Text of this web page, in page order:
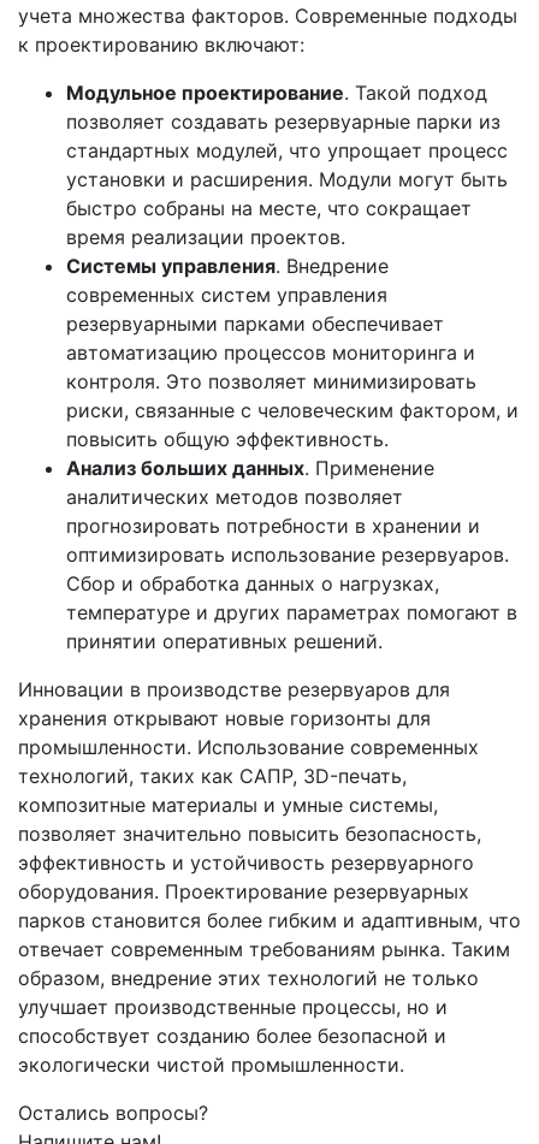
учета множества факторов. Современные подходы
к проектированию включают:
Модульное проектирование. Такой подход
позволяет создавать резервуарные парки из
стандартных модулей, что упрощает процесс
установки и расширения. Модули могут быть
быстро собраны на месте, что сокращает
время реализации проектов.
Системы управления. Внедрение
современных систем управления
резервуарными парками обеспечивает
автоматизацию процессов мониторинга и
контроля. Это позволяет минимизировать
риски, связанные с человеческим фактором, и
повысить общую эффективность.
Анализ больших данных. Применение
аналитических методов позволяет
прогнозировать потребности в хранении и
оптимизировать использование резервуаров.
Сбор и обработка данных о нагрузках,
температуре и других параметрах помогают в
принятии оперативных решений.
Инновации в производстве резервуаров для
хранения открывают новые горизонты для
промышленности. Использование современных
технологий, таких как САПР, 3D-печать,
композитные материалы и умные системы,
позволяет значительно повысить безопасность,
эффективность и устойчивость резервуарного
оборудования. Проектирование резервуарных
парков становится более гибким и адаптивным, что
отвечает современным требованиям рынка. Таким
образом, внедрение этих технологий не только
улучшает производственные процессы, но и
способствует созданию более безопасной и
экологически чистой промышленности.
Остались вопросы?